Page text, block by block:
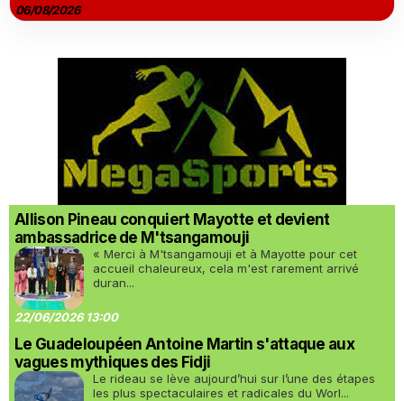
06/08/2026
Allison Pineau conquiert Mayotte et devient
ambassadrice de M'tsangamouji
« Merci à M'tsangamouji et à Mayotte pour cet
accueil chaleureux, cela m'est rarement arrivé
duran...
22/06/2026 13:00
Le Guadeloupéen Antoine Martin s'attaque aux
vagues mythiques des Fidji
Le rideau se lève aujourd’hui sur l’une des étapes
les plus spectaculaires et radicales du Worl...